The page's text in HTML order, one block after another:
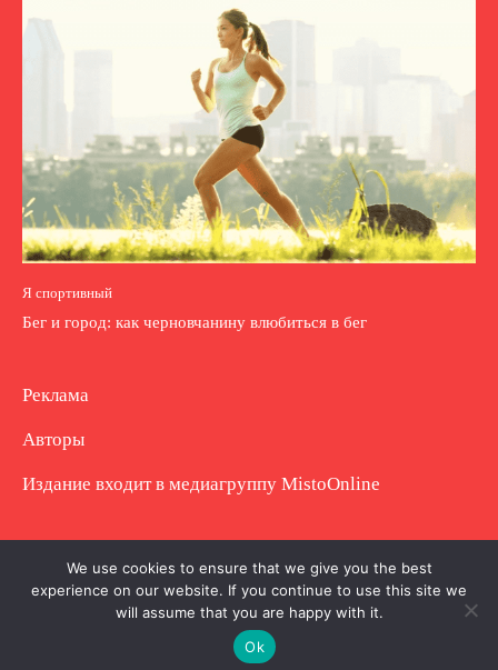
Я спортивный
Бег и город: как черновчанину влюбиться в бег
Реклама
Авторы
Издание входит в медиагруппу MistoOnline
Copyright © Полное использование материала
запрещено. Частично разрешено с гиперссылкой.
We use cookies to ensure that we give you the best
experience on our website. If you continue to use this site we
will assume that you are happy with it.
Ok